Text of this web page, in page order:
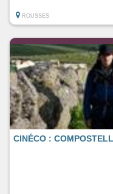
ROUSSES
CINÉCO :